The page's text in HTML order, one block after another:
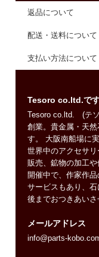
返品について
配送・送料について
支払い方法について
Tesoro co.ltd.で
Tesoro co.ltd. (テ
創業。貴金属・天
す。 大阪南船場に
世界中のアクセサ
販売、鉱物の加工
開催中で、作家作
サービスもあり、
後までおつきあいさ
メールアドレス
info@parts-